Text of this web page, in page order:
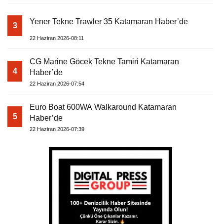
3 Yener Tekne Trawler 35 Katamaran Haber’de
22 Haziran 2026-08:11
4
CG Marine Göcek Tekne Tamiri Katamaran
Haber’de
22 Haziran 2026-07:54
5
Euro Boat 600WA Walkaround Katamaran
Haber’de
22 Haziran 2026-07:39